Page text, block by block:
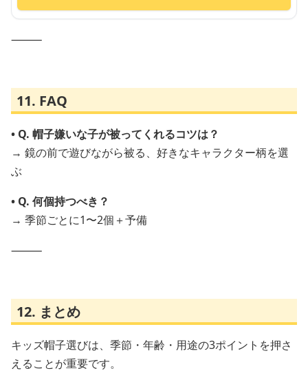
⸻
11. FAQ
• Q. 帽子嫌いな子が被ってくれるコツは？
→ 鏡の前で遊びながら被る、好きなキャラクター柄を選
ぶ
• Q. 何個持つべき？
→ 季節ごとに1〜2個＋予備
⸻
12. まとめ
キッズ帽子選びは、季節・年齢・用途の3ポイントを押さ
えることが重要です。